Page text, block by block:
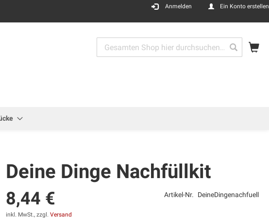
Anmelden Ein Konto erstellen
Search
Deine Dinge Nachfüllkit
8,44 €
inkl. MwSt., zzgl.Versand
Artikel-Nr. DeineDingenachfuell